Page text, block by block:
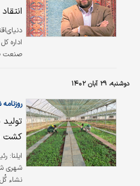
اداره
صنعت
شدند.
مجمع
تمام
خود را
دوشنبه، ۲۹ آبان ۱۴۰۲
روزنامه
کشت
ایلنا:
نشا‌‌‌ء